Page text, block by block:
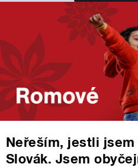
Neřeším, jestli jsem
Slovák. Jsem